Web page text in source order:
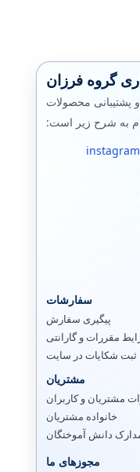
گروه فرزان
پشتیبانی محصولات
به شرح زیر است:
سفارشات
پیگیری سفارش
مقررات و گارانتی
ثبت شکایات در سایت
مشتریان
مشتریان و کاربران
خانواده مشتریان
دانش آموختگان
مجوزهای ما